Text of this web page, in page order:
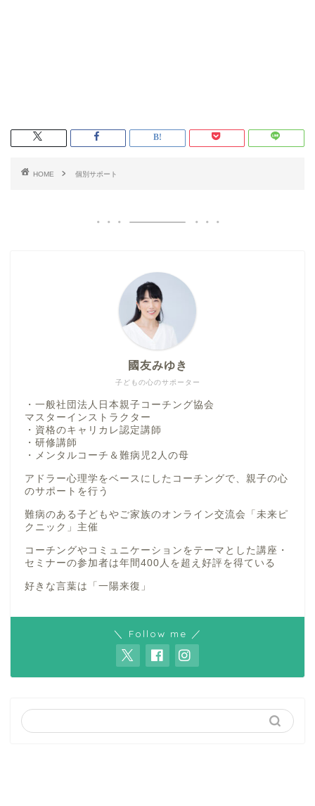
HOME 個別サポート
子どもの心のサポーター
國友みゆき
・一般社団法人日本親子コーチング協会
マスターインストラクター
・資格のキャリカレ認定講師
・研修講師
・メンタルコーチ＆難病児2人の母
アドラー心理学をベースにしたコーチングで、親子の心
のサポートを行う
難病のある子どもやご家族のオンライン交流会「未来ピ
クニック」主催
コーチングやコミュニケーションをテーマとした講座・
セミナーの参加者は年間400人を超え好評を得ている
好きな言葉は「一陽来復」
＼ Follow me ／